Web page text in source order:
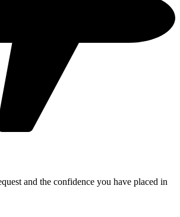
and the confidence you have placed in